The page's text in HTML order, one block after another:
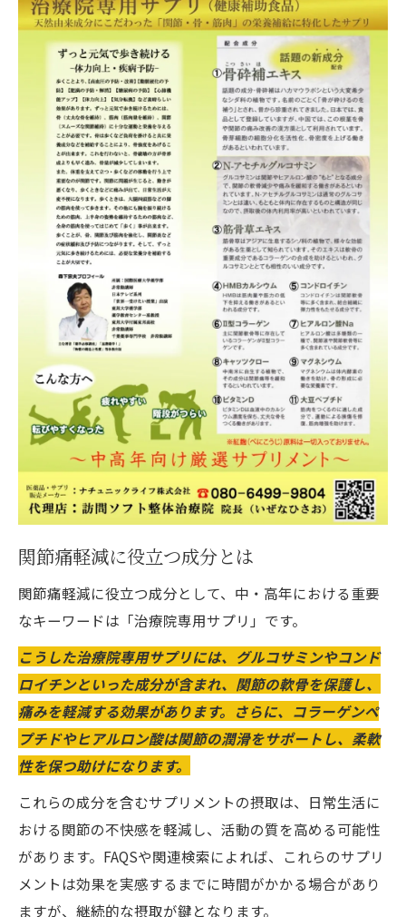
関節痛軽減に役立つ成分とは
関節痛軽減に役立つ成分として、中・高年における重要
なキーワードは「治療院専用サプリ」です。
こうした治療院専用サプリには、グルコサミンやコンド
ロイチンといった成分が含まれ、関節の軟骨を保護し、
痛みを軽減する効果があります。さらに、コラーゲンペ
プチドやヒアルロン酸は関節の潤滑をサポートし、柔軟
性を保つ助けになります。
これらの成分を含むサプリメントの摂取は、日常生活に
おける関節の不快感を軽減し、活動の質を高める可能性
があります。FAQSや関連検索によれば、これらのサプリ
メントは効果を実感するまでに時間がかかる場合があり
ますが、継続的な摂取が鍵となります。